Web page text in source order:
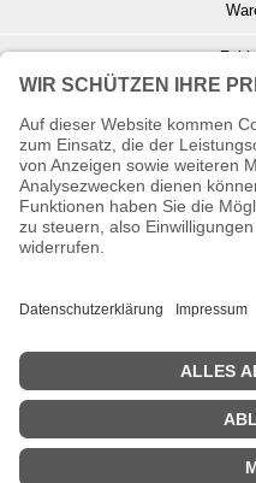
Info zu
Informationen zur
© Copyright 2026 Wohnambiente-